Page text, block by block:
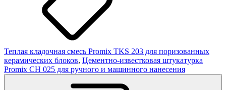
Теплая кладочная смесь Promix TKS 203 для поризованных
керамических блоков, Цементно-известковая штукатурка
Promix CH 025 для ручного и машинного нанесения